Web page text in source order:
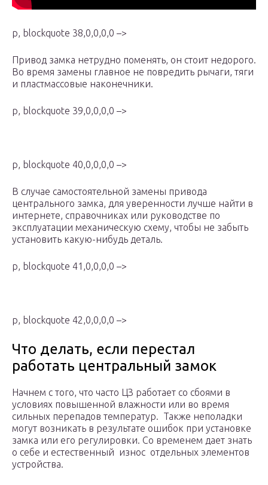
p, blockquote 38,0,0,0,0 –>
Привод замка нетрудно поменять, он стоит недорого.
Во время замены главное не повредить рычаги, тяги
и пластмассовые наконечники.
p, blockquote 39,0,0,0,0 –>
p, blockquote 40,0,0,0,0 –>
В случае самостоятельной замены привода
центрального замка, для уверенности лучше найти в
интернете, справочниках или руководстве по
эксплуатации механическую схему, чтобы не забыть
установить какую-нибудь деталь.
p, blockquote 41,0,0,0,0 –>
p, blockquote 42,0,0,0,0 –>
Что делать, если перестал
работать центральный замок
Начнем с того, что часто ЦЗ работает со сбоями в
условиях повышенной влажности или во время
сильных перепадов температур. Также неполадки
могут возникать в результате ошибок при установке
замка или его регулировки. Со временем дает знать
о себе и естественный износ отдельных элементов
устройства.